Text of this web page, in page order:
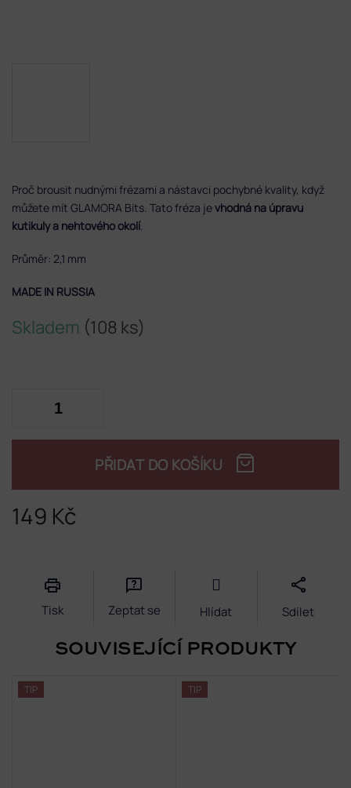
149 Kč
Skladem (108 ks)
PŘIDAT DO KOŠÍKU
Proč brousit nudnými frézami a nástavci pochybné kvality, když
můžete mít GLAMORA Bits. Tato fréza jevhodná na úpravu
kutikuly a nehtového okolí
Průměr: 2,1 mm
MADE IN RUSSIA
Tisk Zeptat se Hlídat Sdílet
SOUVISEJÍCÍ PRODUKTY
TIP TIP